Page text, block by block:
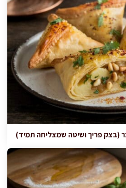
(בצק פריך ושיטה שמצליחה תמיד)